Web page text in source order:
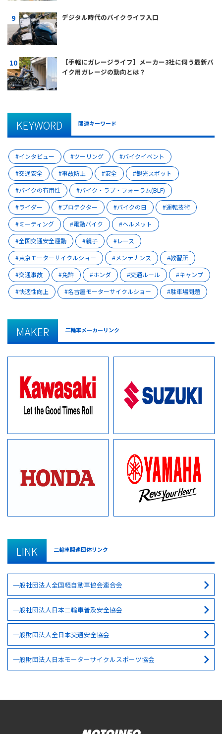
デジタル時代のバイクライフ入口
【手軽にガレージライフ】メーカー3社に伺う最新バ
イク用ガレージの動向とは？
KEYWORD 関連キーワード
インタビュー ツーリング
バイクイベント
交通安全
事故防止 安全
観光スポット
バイクの有用性
バイク・ラブ・フォーラム(BLF)
ライダー
プロテクター バイクの日
運転技術
ミーティング
電動バイク
ヘルメット
全国交通安全運動
親子
レース
東京モーターサイクルショー
メンテナンス
教習所
交通事故
免許 ホンダ 交通ルール
キャンプ
快適性向上
名古屋モーターサイクルショー 駐車場問題
MAKER 二輪車メーカーリンク
LINK 二輪車関連団体リンク
一般社団法人全国軽自動車協会連合会
一般社団法人日本二輪車普及安全協会
一般財団法人全日本交通安全協会
一般財団法人日本モーターサイクルスポーツ協会